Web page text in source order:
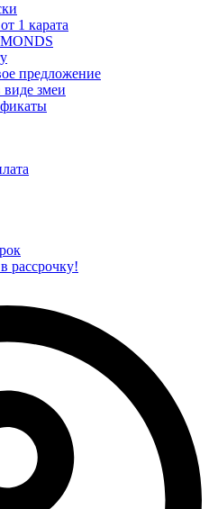
1 карата
предложение
змеи
рассрочку!